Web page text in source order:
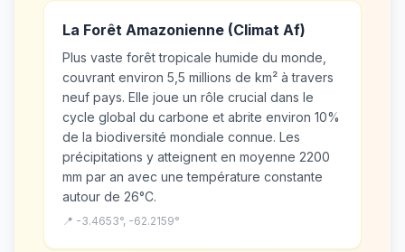
La Forêt Amazonienne (Climat Af)
Plus vaste forêt tropicale humide du monde,
couvrant environ 5,5 millions de km² à travers
neuf pays. Elle joue un rôle crucial dans le
cycle global du carbone et abrite environ 10%
de la biodiversité mondiale connue. Les
précipitations y atteignent en moyenne 2200
mm par an avec une température constante
autour de 26°C.
📍 -3.4653°, -62.2159°